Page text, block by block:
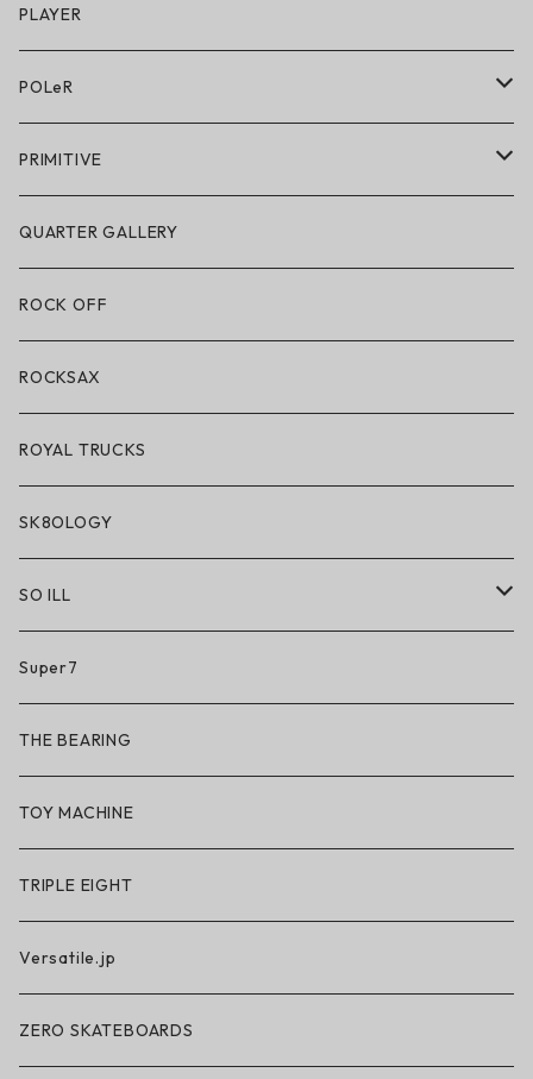
キッズシューズ
シューズ
アクセサリー・小物
PLAYER
POLeR
POLeR × GRIZZLY
POLeR × LAKAI
アパレル
アクセサリー・小物
PRIMITIVE
アパレル
ハードグッズ
QUARTER GALLERY
ROCK OFF
ROCKSAX
ROYAL TRUCKS
SK8OLOGY
SO ILL
So iLL
So iLL × ON THE ROAM
BN3TH × So iLL × ON THE ROAM
Super7
THE BEARING
TOY MACHINE
TRIPLE EIGHT
Versatile.jp
ZERO SKATEBOARDS